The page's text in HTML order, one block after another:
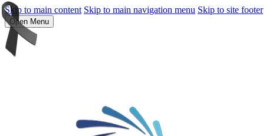
Skip to main content Skip to main navigation menu Skip to site footer
Open Menu